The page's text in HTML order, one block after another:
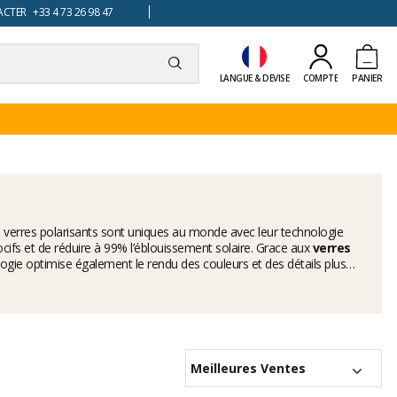
+33 4 73 26 98 47
LANGUE & DEVISE COMPTE PANIER
polarisants sont uniques au monde avec leur technologie
et de réduire à 99% l’éblouissement solaire. Grace auxverres
optimise également le rendu des couleurs et des détails plus
Meilleures Ventes